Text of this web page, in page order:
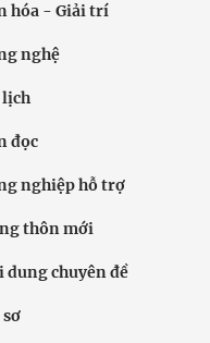
hóa - Giải trí
nghệ
lịch
đọc
nghiệp hỗ trợ
thôn mới
dung chuyên đề